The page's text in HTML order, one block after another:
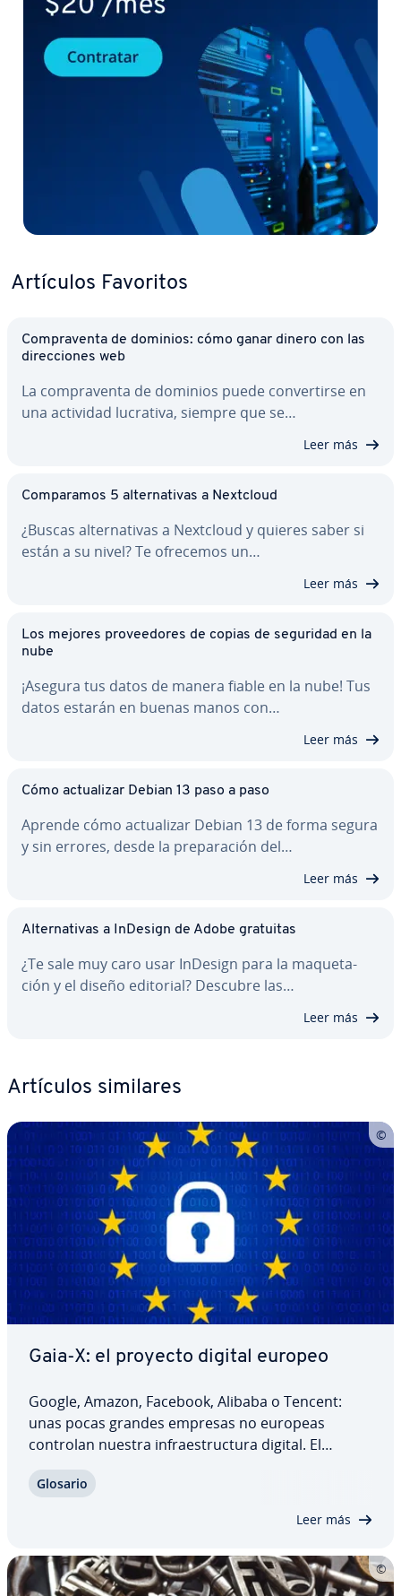
Artículos Favoritos
Co­m­pra­ve­n­ta de dominios: cómo ganar dinero con las
di­re­c­cio­nes web
La co­m­pra­ve­n­ta de dominios puede co­n­ve­r­ti­r­se en
una actividad lucrativa, siempre que se…
Leer más
Co­m­pa­ra­mos 5 al­te­r­na­ti­vas a Nextcloud
¿Buscas al­te­r­na­ti­vas a Nextcloud y quieres saber si
están a su nivel? Te ofrecemos un…
Leer más
Los mejores pro­vee­do­res de copias de seguridad en la
nube
¡Asegura tus datos de manera fiable en la nube! Tus
datos estarán en buenas manos con…
Leer más
Cómo ac­tua­li­zar Debian 13 paso a paso
Aprende cómo ac­tua­li­zar Debian 13 de forma segura
y sin errores, desde la pre­pa­ra­ción del…
Leer más
Al­te­r­na­ti­vas a InDesign de Adobe gratuitas
¿Te sale muy caro usar InDesign para la ma­que­ta­
ción y el diseño editorial? Descubre las…
Leer más
Artículos similares
Gaia-X: el proyecto digital europeo
Google, Amazon, Facebook, Alibaba o Tencent:
unas pocas grandes empresas no europeas
controlan nuestra in­frae­s­tru­c­tu­ra digital. El
n­ta­n­tes de los ámbitos político, cie­n­tí­fi­co y em­pre­
Glosario
Leer más